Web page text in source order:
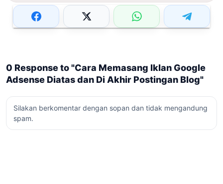
0 Response to "Cara Memasang Iklan Google
Adsense Diatas dan Di Akhir Postingan Blog"
Silakan berkomentar dengan sopan dan tidak mengandung
spam.